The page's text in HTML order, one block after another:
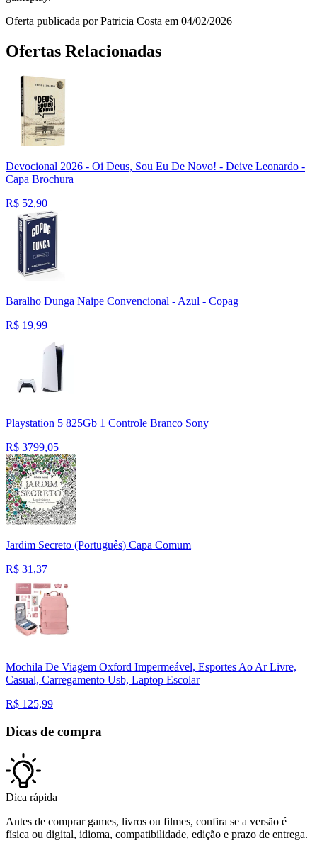
Oferta publicada por Patricia Costa em 04/02/2026
Ofertas Relacionadas
Devocional 2026 - Oi Deus, Sou Eu De Novo! - Deive Leonardo -
Capa Brochura
R$ 52,90
Baralho Dunga Naipe Convencional - Azul - Copag
R$ 19,99
Playstation 5 825Gb 1 Controle Branco Sony
R$ 3799,05
Jardim Secreto (Português) Capa Comum
R$ 31,37
Mochila De Viagem Oxford Impermeável, Esportes Ao Ar Livre,
Casual, Carregamento Usb, Laptop Escolar
R$ 125,99
Dicas de compra
Dica rápida
Antes de comprar games, livros ou filmes, confira se a versão é
física ou digital, idioma, compatibilidade, edição e prazo de entrega.